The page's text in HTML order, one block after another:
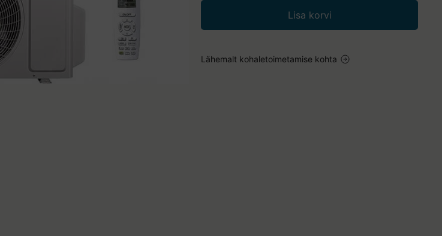
Lisa korvi
Lähemalt kohaletoimetamise kohta